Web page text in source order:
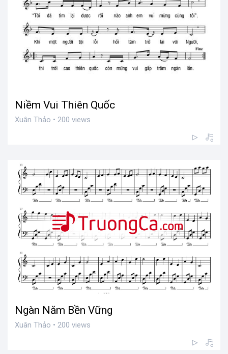
Niềm Vui Thiên Quốc
Xuân Thảo • 200 views
Ngàn Năm Bền Vững
Xuân Thảo • 200 views